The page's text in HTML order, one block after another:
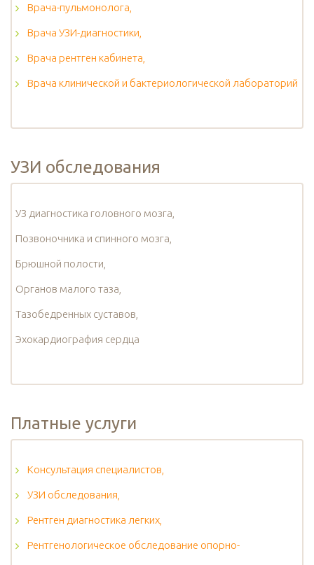
Врача-пульмонолога,
Врача УЗИ-диагностики,
Врача рентген кабинета,
Врача клинической и бактериологической лабораторий
УЗИ обследования
УЗ диагностика головного мозга,
Позвоночника и спинного мозга,
Брюшной полости,
Органов малого таза,
Тазобедренных суставов,
Эхокардиография сердца
Платные услуги
Консультация специалистов,
УЗИ обследования,
Рентген диагностика легких,
Рентгенологическое обследование опорно-